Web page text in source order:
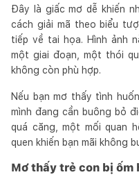
Đây là giấc mơ dễ khiến
cách giải mã theo biểu
tiếp về tai họa. Hình ảnh
một giai đoạn, một thói
không còn phù hợp.
Nếu bạn mơ thấy tình
mình đang cần buông bỏ
quá căng, một mối quan
quen khiến bạn mãi không
Mơ thấy trẻ con bị ốm